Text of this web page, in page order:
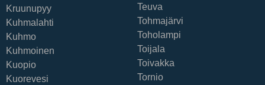
Kruunupyy
Kuhmalahti
Kuhmo
Kuhmoinen
Kuopio
Kuorevesi
Teuva
Tohmajärvi
Toholampi
Toijala
Toivakka
Tornio